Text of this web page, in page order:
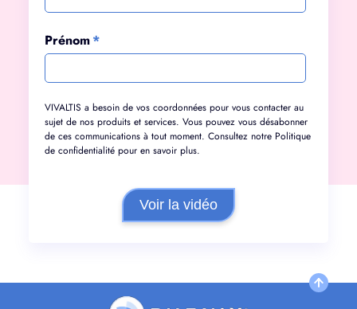
Prénom*
VIVALTIS a besoin de vos coordonnées pour vous contacter au
sujet de nos produits et services. Vous pouvez vous désabonner
de ces communications à tout moment. Consultez notre Politique
de confidentialité pour en savoir plus.